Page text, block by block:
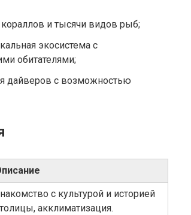
и тысячи видов рыб;
экосистема с
обитателями;
дайверов с возможностью
с культурой и историей
акклиматизация.